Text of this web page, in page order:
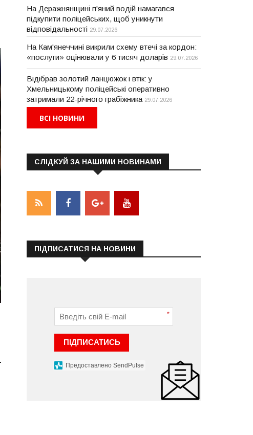
На Деражнянщині п'яний водій намагався
підкупити поліцейських, щоб уникнути
відповідальності 29.07.2026
На Кам'янеччині викрили схему втечі за кордон:
«послуги» оцінювали у 6 тисяч доларів 29.07.2026
Відібрав золотий ланцюжок і втік: у
Хмельницькому поліцейські оперативно
затримали 22-річного грабіжника 29.07.2026
ВСІ НОВИНИ
СЛІДКУЙ ЗА НАШИМИ НОВИНАМИ
ПІДПИСАТИСЯ НА НОВИНИ
*
ПІДПИСАТИСЬ
Предоставлено SendPulse